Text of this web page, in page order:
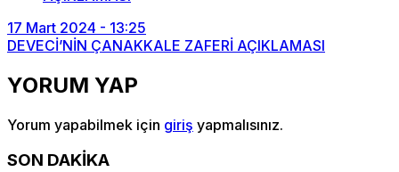
17 Mart 2024 - 13:25
DEVECİ’NİN ÇANAKKALE ZAFERİ AÇIKLAMASI
YORUM YAP
Yorum yapabilmek için giriş yapmalısınız.
SON DAKİKA